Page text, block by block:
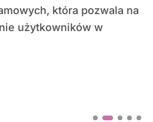
która pozwala na
użytkowników w